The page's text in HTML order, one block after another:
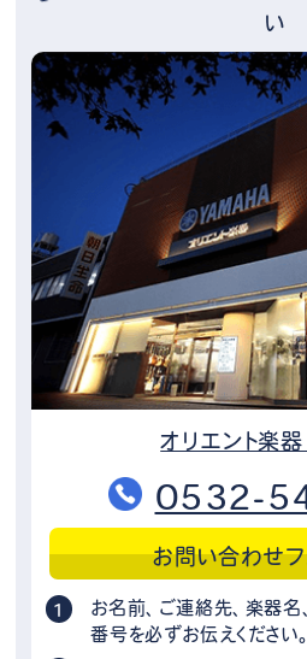
い
オリエント楽
0532-
お問い合わせフ
お名前、ご連絡先、楽器名
番号を必ずお伝えください。